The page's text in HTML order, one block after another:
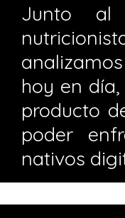
Junto al
hoy en
producto
poder
nativos